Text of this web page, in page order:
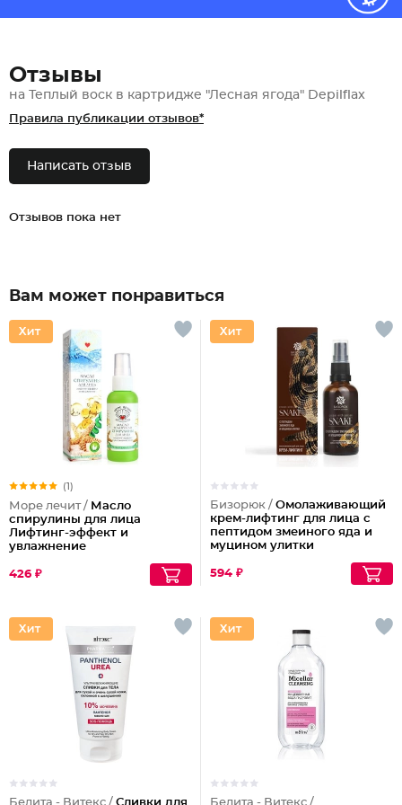
Отзывы
на Теплый воск в картридже "Лесная ягода" Depilflax
Правила публикации отзывов*
Написать отзыв
Отзывов пока нет
Вам может понравиться
(1)
Море лечит / Масло
спирулины для лица
Лифтинг-эффект и
увлажнение
426 ₽
Бизорюк / Омолаживающий
крем-лифтинг для лица с
пептидом змеиного яда и
муцином улитки
594 ₽